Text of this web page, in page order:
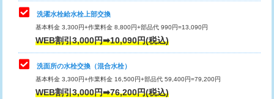
排水管工事（追加 排水管工事/3ｍ超
え）
マス交換（土の掘削・埋め戻し作業）
マス交換（深さ50㎝未満）
マス交換（深さ50㎝以上）
交換・取付（タンク）
交換・取付(単水栓（壁付・デッキ
式）)
交換・取付(混合水栓（壁付・デッキ
式・ワンホール）)
16,500円+材料費
洗濯水栓給水栓上部交換
基本料金 3,300円+作業料金 8,800円+部品代 990円=13,090円
WEB割引3,000円➡10,090円(税込)
洗面所の水栓交換（混合水栓）
基本料金 3,300円+作業料金 16,500円+部品代 59,400円=79,200円
WEB割引3,000円➡76,200円(税込)